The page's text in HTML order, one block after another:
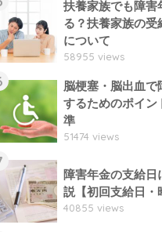
扶養家族でも障害
る？扶養家族の受
について
58955 views
脳梗塞・脳出血で
するためのポイン
準
51474 views
障害年金の支給日
説【初回支給日・
40855 views